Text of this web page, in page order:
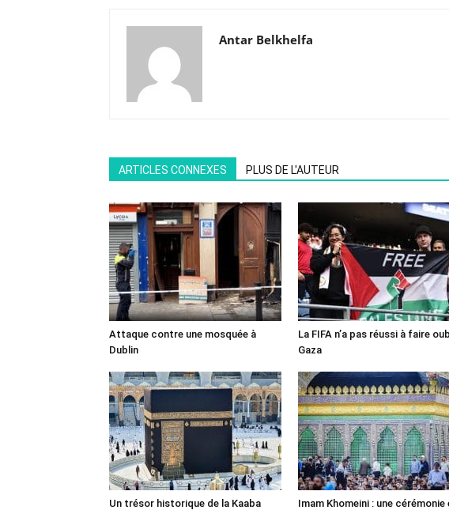
Antar Belkhelfa
ARTICLES CONNEXES PLUS DE L'AUTEUR
Attaque contre une mosquée à
Dublin
La FIFA n’a pas réussi à faire
Gaza
Un trésor historique de la Kaaba
Imam Khomeini : une cérémonie